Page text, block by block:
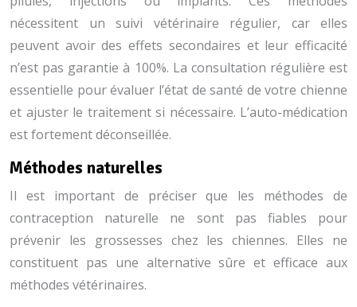
nécessitent un suivi vétérinaire régulier, car elles
peuvent avoir des effets secondaires et leur efficacité
n’est pas garantie à 100%. La consultation régulière est
essentielle pour évaluer l’état de santé de votre chienne
et ajuster le traitement si nécessaire. L’auto-médication
est fortement déconseillée.
Méthodes naturelles
Il est important de préciser que les méthodes de
contraception naturelle ne sont pas fiables pour
prévenir les grossesses chez les chiennes. Elles ne
constituent pas une alternative sûre et efficace aux
méthodes vétérinaires.